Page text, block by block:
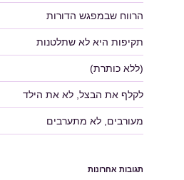
הרווח שבמפגש הדורות
תקיפות היא לא שתלטנות
(ללא כותרת)
לקלף את הבצל, לא את הילד
מעורבים, לא מתערבים
תגובות אחרונות